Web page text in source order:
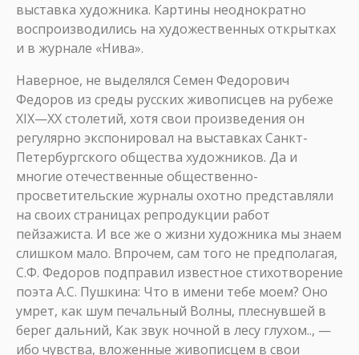
выставка художника. Картины неоднократно
воспроизводились на художественных открытках
и в журнале «Нива».
Наверное, не выделялся Семен Федорович
Федоров из среды русских живописцев на рубеже
XIX—XX столетий, хотя свои произведения он
регулярно экспонировал на выставках Санкт-
Петербургского общества художников. Да и
многие отечественные общественно-
просветительские журналы охотно представляли
на своих страницах репродукции работ
пейзажиста. И все же о жизни художника мы знаем
слишком мало. Впрочем, сам того не предполагая,
С.Ф. Федоров подправил известное стихотворение
поэта А.С. Пушкина: Что в имени тебе моем? Оно
умрет, как шум печальный Волны, плеснувшей в
берег дальний, Как звук ночной в лесу глухом.., —
ибо чувства, вложенные живописцем в свои